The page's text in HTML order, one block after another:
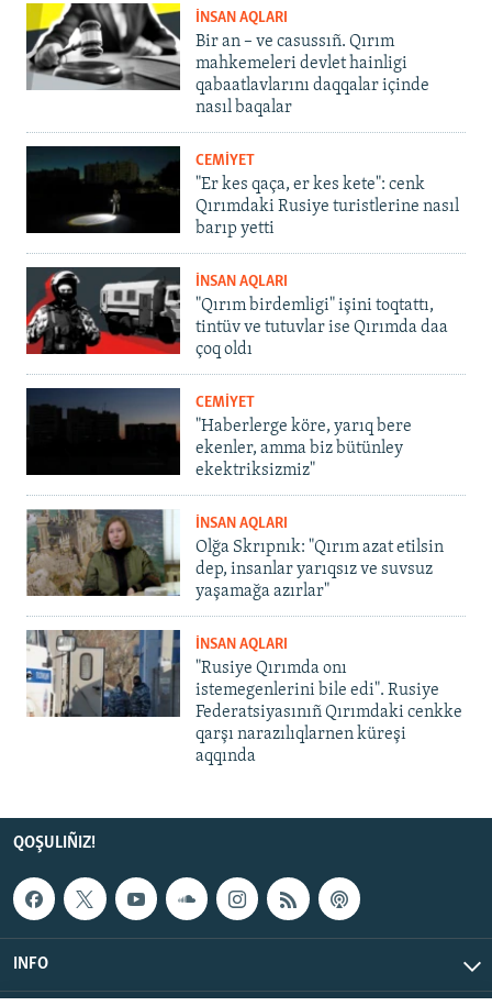
İNSAN AQLARI
Bir an – ve casussıñ. Qırım
mahkemeleri devlet hainligi
qabaatlavlarını daqqalar içinde
nasıl baqalar
CEMİYET
"Er kes qaça, er kes kete": cenk
Qırımdaki Rusiye turistlerine nasıl
barıp yetti
İNSAN AQLARI
"Qırım birdemligi" işini toqtattı,
tintüv ve tutuvlar ise Qırımda daa
çoq oldı
CEMİYET
"Haberlerge köre, yarıq bere
ekenler, amma biz bütünley
ekektriksizmiz"
İNSAN AQLARI
Olğa Skrıpnık: "Qırım azat etilsin
dep, insanlar yarıqsız ve suvsuz
yaşamağa azırlar"
İNSAN AQLARI
"Rusiye Qırımda onı
istemegenlerini bile edi". Rusiye
Federatsiyasınıñ Qırımdaki cenkke
qarşı narazılıqlarnen küreşi
aqqında
QOŞULIÑIZ!
INFO